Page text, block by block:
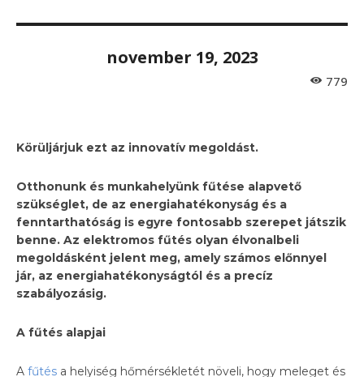
november 19, 2023
779
Körüljárjuk ezt az innovatív megoldást.
Otthonunk és munkahelyünk fűtése alapvető
szükséglet, de az energiahatékonyság és a
fenntarthatóság is egyre fontosabb szerepet játszik
benne. Az elektromos fűtés olyan élvonalbeli
megoldásként jelent meg, amely számos előnnyel
jár, az energiahatékonyságtól és a precíz
szabályozásig.
A fűtés alapjai
A fűtés a helyiség hőmérsékletét növeli, hogy meleget és